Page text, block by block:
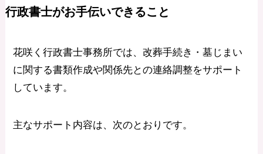
行政書士がお手伝いできること
花咲く行政書士事務所では、改葬手続き・墓じまい
に関する書類作成や関係先との連絡調整をサポート
しています。
主なサポート内容は、次のとおりです。